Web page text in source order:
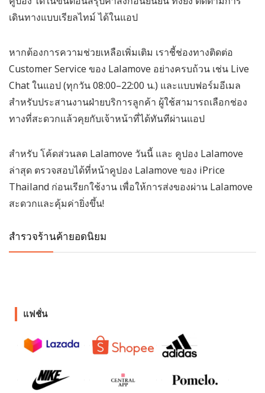
เดินทางแบบเรียลไทม์ ได้ในแอป
หากต้องการความช่วยเหลือเพิ่มเติม เราชี้ช่องทางติดต่อ
Customer Service ของ Lalamove อย่างครบถ้วน เช่น Live
Chat ในแอป (ทุกวัน 08:00–22:00 น.) และแบบฟอร์มอีเมล
สำหรับประสานงานฝ่ายบริการลูกค้า ผู้ใช้สามารถเลือกช่อง
ทางที่สะดวกแล้วคุยกับเจ้าหน้าที่ได้ทันทีผ่านแอป
สำหรับ โค้ดส่วนลด Lalamove วันนี้ และ คูปอง Lalamove
ล่าสุด ตรวจสอบได้ที่หน้าคูปอง Lalamove ของ iPrice
Thailand ก่อนเรียกใช้งาน เพื่อให้การส่งของผ่าน Lalamove
สะดวกและคุ้มค่ายิ่งขึ้น!
สำรวจร้านค้ายอดนิยม
แฟชั่น